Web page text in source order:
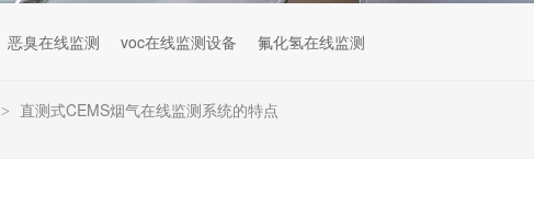
恶臭在线监测 voc在线监测设备 氟化氢在线监测
> 直测式CEMS烟气在线监测系统的特点